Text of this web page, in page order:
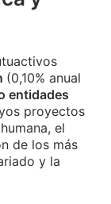
(0,10% anual
entidades
proyectos
el
de los más
y la